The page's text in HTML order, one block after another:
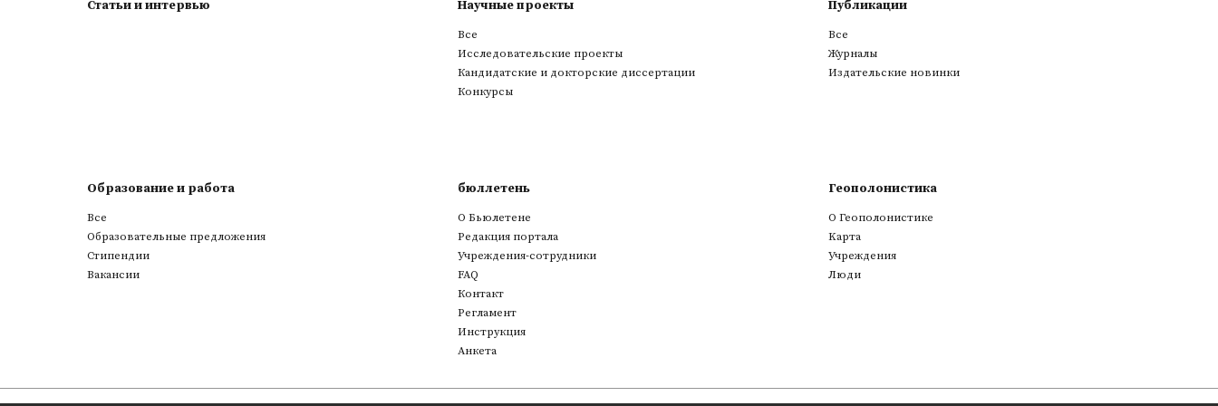
Статьи и интервью Научные проекты
Все
Исследовательские проекты
Кандидатские и докторские диссертации
Конкурсы
Публикации
Все
Журналы
Издательские новинки
Образование и работа
Все
Образовательные предложения
Стипендии
Вакансии
бюллетень
О Бьюлетене
Редакция портала
Учреждения-сотрудники
FAQ
Контакт
Регламент
Инструкция
Анкета
Геополонистика
О Геополонистике
Kарта
Учреждения
Люди